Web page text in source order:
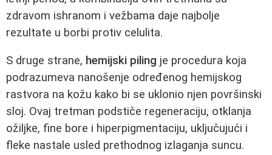
zdravom ishranom i vežbama daje najbolje
rezultate u borbi protiv celulita.
S druge strane, hemijski piling je procedura koja
podrazumeva nanošenje određenog hemijskog
rastvora na kožu kako bi se uklonio njen površinski
sloj. Ovaj tretman podstiče regeneraciju, otklanja
ožiljke, fine bore i hiperpigmentaciju, uključujući i
fleke nastale usled prethodnog izlaganja suncu.